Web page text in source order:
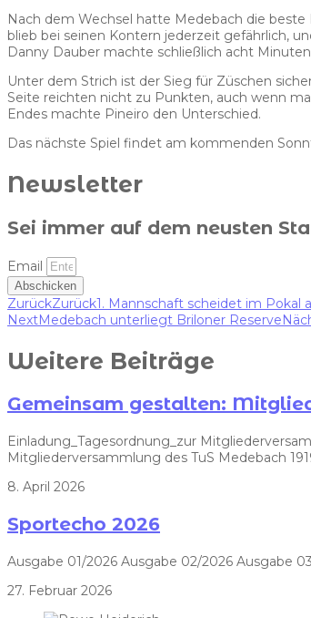
Nach dem Wechsel hatte Medebach die
blieb bei seinen Kontern jederzeit gefährlich,
Danny Dauber machte schließlich acht
Unter dem Strich ist der Sieg für Züschen
Seite reichten nicht zu Punkten, auch wenn
Endes machte Pineiro den Unterschied.
Das nächste Spiel findet am kommenden
Newsletter
Sei immer auf dem neusten
Email
Abschicken
ZurückZurück1. Mannschaft scheidet im Pokal
NextMedebach unterliegt Briloner Reserve
Weitere Beiträge
Gemeinsam gestalten:
Einladung_Tagesordnung_zur
Mitgliederversammlung des TuS Medebach
8. April 2026
Sportecho 2026
Ausgabe 01/2026 Ausgabe 02/2026 Ausgabe
27. Februar 2026